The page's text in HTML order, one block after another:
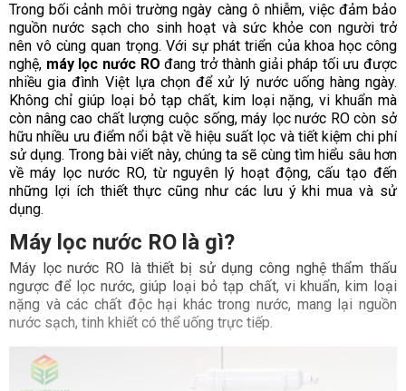
Trong bối cảnh môi trường ngày càng ô nhiễm, việc đảm bảo
nguồn nước sạch cho sinh hoạt và sức khỏe con người trở
nên vô cùng quan trọng. Với sự phát triển của khoa học công
nghệ, máy lọc nước RO đang trở thành giải pháp tối ưu được
nhiều gia đình Việt lựa chọn để xử lý nước uống hàng ngày.
Không chỉ giúp loại bỏ tạp chất, kim loại nặng, vi khuẩn mà
còn nâng cao chất lượng cuộc sống, máy lọc nước RO còn sở
hữu nhiều ưu điểm nổi bật về hiệu suất lọc và tiết kiệm chi phí
sử dụng. Trong bài viết này, chúng ta sẽ cùng tìm hiểu sâu hơn
về máy lọc nước RO, từ nguyên lý hoạt động, cấu tạo đến
những lợi ích thiết thực cũng như các lưu ý khi mua và sử
dụng.
Máy lọc nước RO là gì?
Máy lọc nước RO là thiết bị sử dụng công nghệ thẩm thấu
ngược để lọc nước, giúp loại bỏ tạp chất, vi khuẩn, kim loại
nặng và các chất độc hại khác trong nước, mang lại nguồn
nước sạch, tinh khiết có thể uống trực tiếp.